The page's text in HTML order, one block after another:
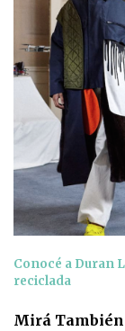
Conocé a Duran
reciclada
Mirá También